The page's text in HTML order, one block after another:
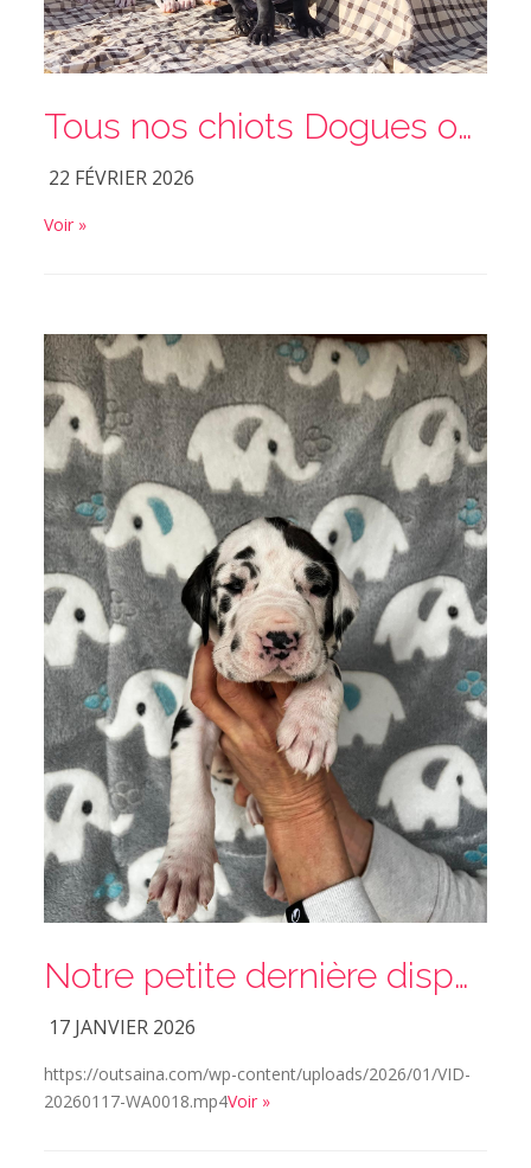
Tous nos chiots Dogues ont trouvés leur familles
22 FÉVRIER 2026
Voir »
Notre petite dernière disponible
17 JANVIER 2026
https://outsaina.com/wp-content/uploads/2026/01/VID-
20260117-WA0018.mp4Voir »